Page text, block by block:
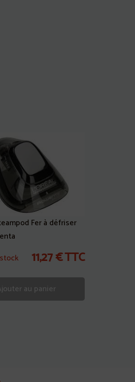
Fer à défriser
11,27€TTC
au panier